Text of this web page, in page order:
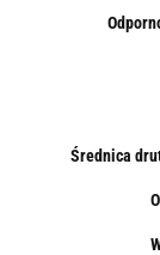
Średnica